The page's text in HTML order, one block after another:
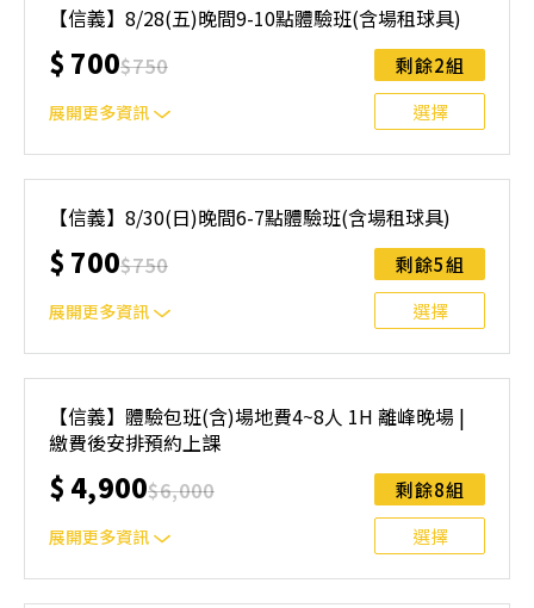
制。歡迎邀請親友一同報名參加，享受團體運動樂趣！ 如
人數未達開班門檻，或因天候不佳無法如期舉行，POA將視
情況安排延期或併班處理。 ⚠️ 報名完成後，如因天候因素
無法上課，僅提供課程延期選項，恕不退費，請參閱【報名
與課程異動規則】。報名後視為您已同意上述規則。
【信義】8/28(五)晚間9-10點體驗班(含場租球具)
$ 700$750
展開更多資訊
剩餘2組
選擇
制。歡迎邀請親友一同報名參加，享受團體運動樂趣！ 如
人數未達開班門檻，或因天候不佳無法如期舉行，POA將視
情況安排延期或併班處理。 ⚠️ 報名完成後，如因天候因素
無法上課，僅提供課程延期選項，恕不退費，請參閱【報名
與課程異動規則】。報名後視為您已同意上述規則。
【信義】8/30(日)晚間6-7點體驗班(含場租球具)
$ 700$750
展開更多資訊
剩餘5組
選擇
制。歡迎邀請親友一同報名參加，享受團體運動樂趣！ 如
人數未達開班門檻，或因天候不佳無法如期舉行，POA將視
情況安排延期或併班處理。 ⚠️ 報名完成後，如因天候因素
無法上課，僅提供課程延期選項，恕不退費，請參閱【報名
與課程異動規則】。報名後視為您已同意上述規則。
【信義】體驗包班(含)場地費4~8人 1H 離峰晚場 |
繳費後安排預約上課
$ 4,900$6,000
展開更多資訊
剩餘8組
選擇